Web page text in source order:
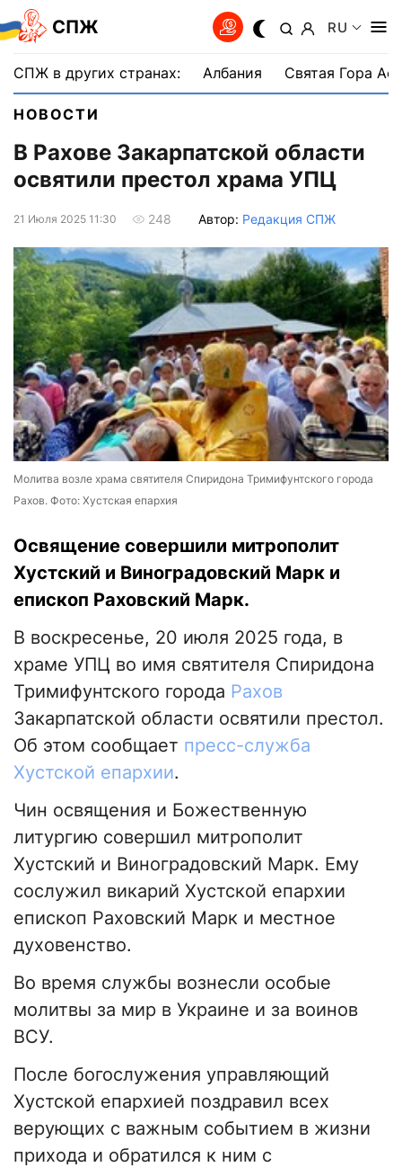
СПЖ RU
СПЖ в других странах: Албания Святая Гора
НОВОСТИ
В Рахове Закарпатской области
освятили престол храма УПЦ
21 Июля 2025 11:30 248 Автор: Редакция СПЖ
Молитва возле храма святителя Спиридона Тримифунтского города
Рахов. Фото: Хустская епархия
Освящение совершили митрополит
Хустский и Виноградовский Марк и
епископ Раховский Марк.
В воскресенье, 20 июля 2025 года, в
храме УПЦ во имя святителя Спиридона
Тримифунтского города Рахов
Закарпатской области освятили престол.
Об этом сообщает пресс-служба
Хустской епархии.
Чин освящения и Божественную
литургию совершил митрополит
Хустский и Виноградовский Марк. Ему
сослужил викарий Хустской епархии
епископ Раховский Марк и местное
духовенство.
Во время службы вознесли особые
молитвы за мир в Украине и за воинов
ВСУ.
После богослужения управляющий
Хустской епархией поздравил всех
верующих с важным событием в жизни
прихода и обратился к ним с